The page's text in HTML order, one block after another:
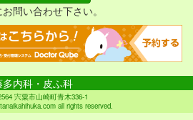
問い合わせ下さい。
多内科・皮ふ科
宍粟市山崎町青木336-1
all rights reserved.